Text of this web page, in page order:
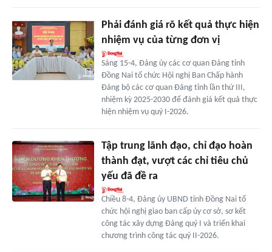
Phải đánh giá rõ kết quả thực hiện
nhiệm vụ của từng đơn vị
Sáng 15-4, Đảng ủy các cơ quan Đảng tỉnh
Đồng Nai tổ chức Hội nghị Ban Chấp hành
Đảng bộ các cơ quan Đảng tỉnh lần thứ III,
nhiệm kỳ 2025-2030 để đánh giá kết quả thực
hiện nhiệm vụ quý I-2026.
Tập trung lãnh đạo, chỉ đạo hoàn
thành đạt, vượt các chỉ tiêu chủ
yếu đã đề ra
Chiều 8-4, Đảng ủy UBND tỉnh Đồng Nai tổ
chức hội nghị giao ban cấp ủy cơ sở, sơ kết
công tác xây dựng Đảng quý I và triển khai
chương trình công tác quý II-2026.